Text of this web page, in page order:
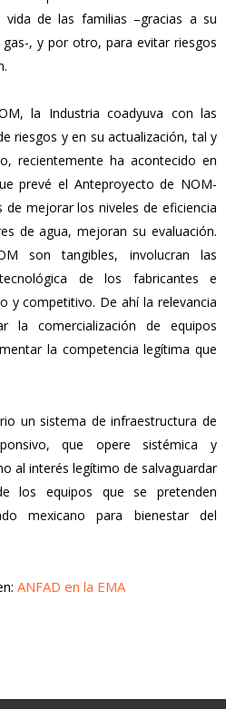
de las familias –gracias a su
, y por otro, para evitar riesgos
la Industria coadyuva con las
riesgos y en su actualización, tal y
recientemente ha acontecido en
prevé el Anteproyecto de NOM-
de mejorar los niveles de eficiencia
de agua, mejoran su evaluación.
son tangibles, involucran las
de los fabricantes e
y competitivo. De ahí la relevancia
la comercialización de equipos
la competencia legítima que
un sistema de infraestructura de
que opere sistémica y
al interés legítimo de salvaguardar
los equipos que se pretenden
mexicano para bienestar del
ANFAD en la EMA